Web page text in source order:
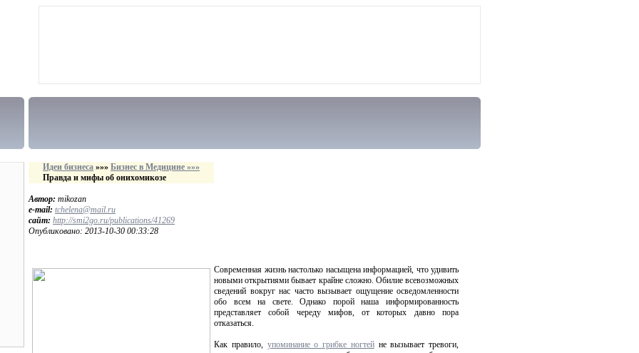
Идеи бизнеса »»» Бизнес в Медицине »»»
Правда и мифы об онихомикозе
Автор: mikozan
e-mail: tchelena@mail.ru
сайт: http://smi2go.ru/publications/41269
Опубликовано: 2013-10-30 00:33:28
Современная жизнь настолько насыщена информацией, что удивить
новыми открытиями бывает крайне сложно. Обилие всевозможных
сведений вокруг нас часто вызывает ощущение осведомленности
обо всем на свете. Однако порой наша информированность
представляет собой череду мифов, от которых давно пора
отказаться.
Как правило, упоминание о грибке ногтейне вызывает тревоги,